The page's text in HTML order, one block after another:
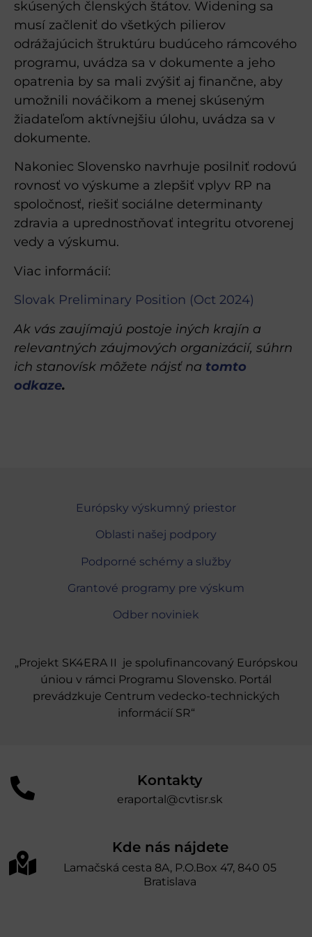
skúsených členských štátov. Widening sa
musí začleniť do všetkých pilierov
odrážajúcich štruktúru budúceho rámcového
programu, uvádza sa v dokumente a jeho
opatrenia by sa mali zvýšiť aj finančne, aby
umožnili nováčikom a menej skúseným
žiadateľom aktívnejšiu úlohu, uvádza sa v
dokumente.
Nakoniec Slovensko navrhuje posilniť rodovú
rovnosť vo výskume a zlepšiť vplyv RP na
spoločnosť, riešiť sociálne determinanty
zdravia a uprednostňovať integritu otvorenej
vedy a výskumu.
Viac informácií:
Slovak Preliminary Position (Oct 2024)
Ak vás zaujímajú postoje iných krajín a
relevantných záujmových organizácií, súhrn
ich stanovísk môžete nájsť na tomto
odkaze.
Európsky výskumný priestor
Oblasti našej podpory
Podporné schémy a služby
Grantové programy pre výskum
Odber noviniek
„Projekt SK4ERA II je spolufinancovaný Európskou
úniou v rámci Programu Slovensko. Portál
prevádzkuje Centrum vedecko-technických
informácií SR“
Kontakty
eraportal@cvtisr.sk
Kde nás nájdete
Lamačská cesta 8A, P.O.Box 47, 840 05
Bratislava